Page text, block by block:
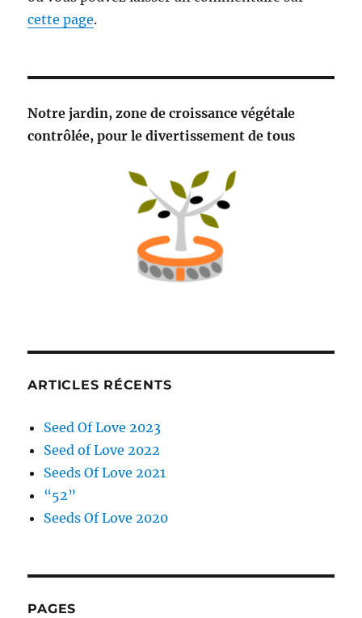
cette page.
Notre jardin, zone de croissance végétale
contrôlée, pour le divertissement de tous
ARTICLES RÉCENTS
Seed Of Love 2023
Seed of Love 2022
Seeds Of Love 2021
“52”
Seeds Of Love 2020
PAGES